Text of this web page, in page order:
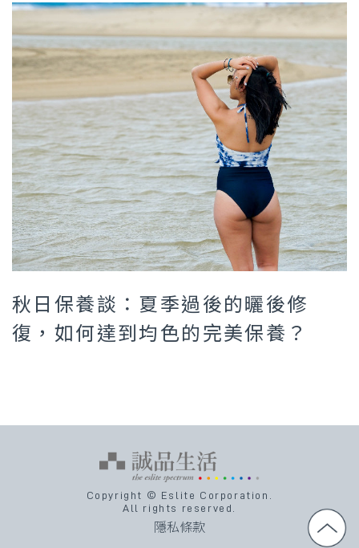
秋日保養談：夏季過後的曬後修
復，如何達到均色的完美保養？
Copyright © Eslite Corporation.
All rights reserved.
隱私條款